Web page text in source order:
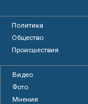
Политика
Общество
Происшествия
Видео
Фото
Мнения